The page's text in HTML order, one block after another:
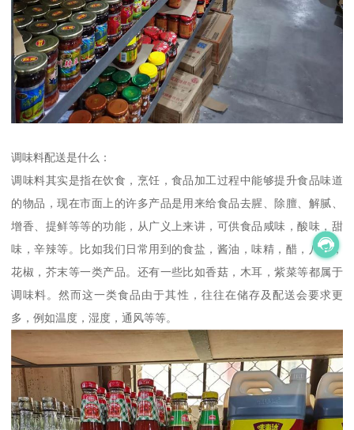
调味料配送是什么：
调味料其实是指在饮食，烹饪，食品加工过程中能够提升食品味道
的物品，现在市面上的许多产品是用来给食品去腥、除膻、解腻、
增香、提鲜等等的功能，从广义上来讲，可供食品咸味，酸味，甜
味，辛辣等。比如我们日常用到的食盐，酱油，味精，醋，八角，
花椒，芥末等一类产品。还有一些比如香菇，木耳，紫菜等都属于
调味料。然而这一类食品由于其性，往往在储存及配送会要求更
多，例如温度，湿度，通风等等。